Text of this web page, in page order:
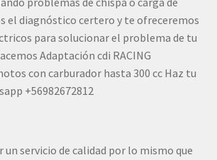
el diagnóstico certero y te ofreceremos
para solucionar el problema de tu
Adaptación cdi RACING
con carburador hasta 300 cc Haz tu
+56982672812
un servicio de calidad por lo mismo que